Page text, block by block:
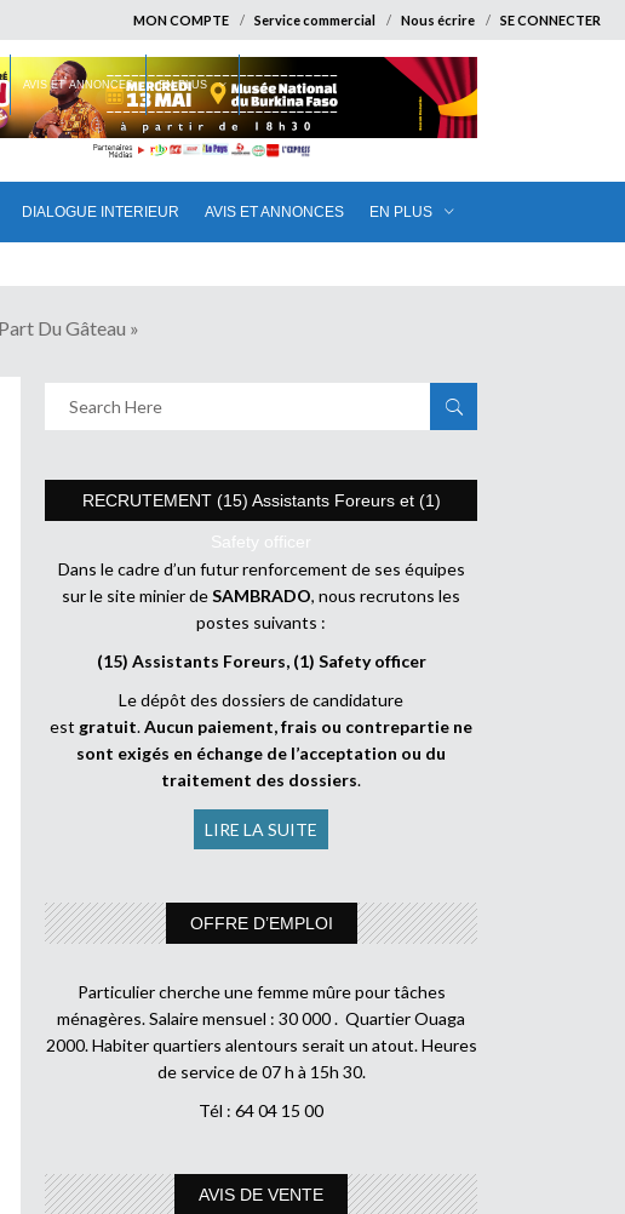
MON COMPTE Service commercial Nous écrire SE CONNECTER
DIALOGUE INTERIEUR AVIS ET ANNONCES EN PLUS
AVIS ET ANNONCES EN PLUS
Du Gâteau »
RECRUTEMENT (15) Assistants Foreurs et (1)
Safety officer
Dans le cadre d’un futur renforcement de ses équipes
sur le site minier deSAMBRADO, nous recrutons les
postes suivants :
(15) Assistants Foreurs, (1) Safety officer
Le dépôt des dossiers de candidature
est gratuit.Aucun paiement, frais ou contrepartie ne
sont exigés en échange de l’acceptation ou du
traitement des dossiers.
LIRE LA SUITE
OFFRE D’EMPLOI
Particulier cherche une femme mûre pour tâches
ménagères. Salaire mensuel : 30 000 . Quartier Ouaga
2000. Habiter quartiers alentours serait un atout. Heures
de service de 07 h à 15h 30.
Tél : 64 04 15 00
AVIS DE VENTE